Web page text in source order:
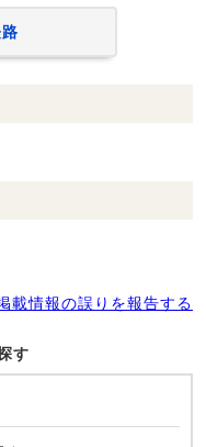
載情報の誤りを報告する
す